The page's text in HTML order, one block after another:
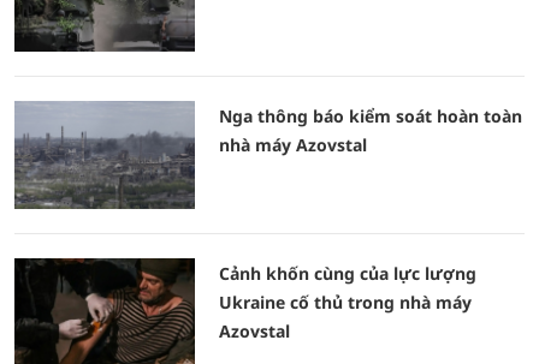
Nga thông báo kiểm soát hoàn toàn
nhà máy Azovstal
Cảnh khốn cùng của lực lượng
Ukraine cố thủ trong nhà máy
Azovstal